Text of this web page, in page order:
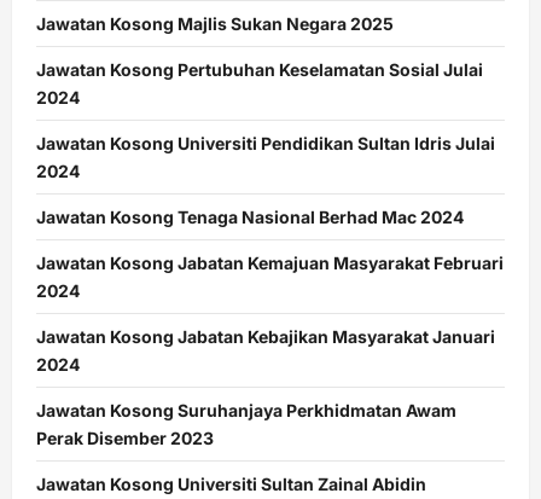
Jawatan Kosong Majlis Sukan Negara 2025
Jawatan Kosong Pertubuhan Keselamatan Sosial Julai
2024
Jawatan Kosong Universiti Pendidikan Sultan Idris Julai
2024
Jawatan Kosong Tenaga Nasional Berhad Mac 2024
Jawatan Kosong Jabatan Kemajuan Masyarakat Februari
2024
Jawatan Kosong Jabatan Kebajikan Masyarakat Januari
2024
Jawatan Kosong Suruhanjaya Perkhidmatan Awam
Perak Disember 2023
Jawatan Kosong Universiti Sultan Zainal Abidin